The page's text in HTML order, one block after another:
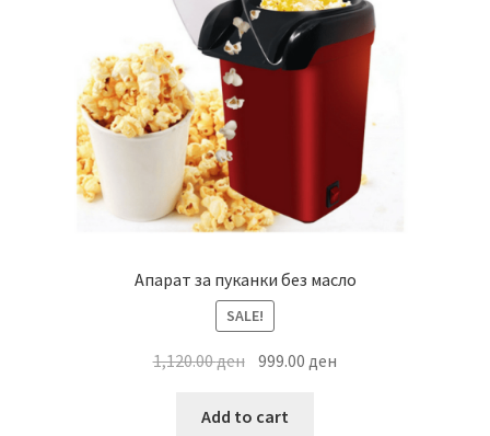
Апарат за пуканки без масло
SALE!
1,120.00ден Original
was:
999.00ден
Add to cart